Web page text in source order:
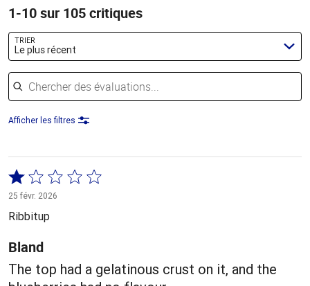
1-10 sur 105 critiques
TRIER
Le plus récent
Chercher des évaluations
Afficher les filtres
Coté
1 sur
5
25 févr. 2026
Ribbitup
Bland
The top had a gelatinous crust on it, and the